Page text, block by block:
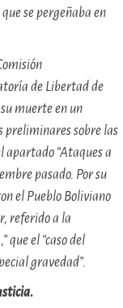
se pergeñaba en
de Libertad de
muerte en un
preliminares sobre las
apartado “Ataques a
pasado. Por su
el Pueblo Boliviano
referido a la
que el “caso del
gravedad”.